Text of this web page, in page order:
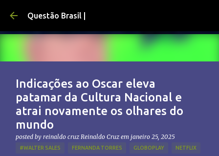
Pular para o conteúdo principal
Questão Brasil |
Indicações ao Oscar eleva
patamar da Cultura Nacional e
atrai novamente os olhares do
mundo
posted by reinaldo cruz Reinaldo Cruz em janeiro 25, 2025
#WALTER SALES FERNANDA TORRES GLOBOPLAY NETFLIX